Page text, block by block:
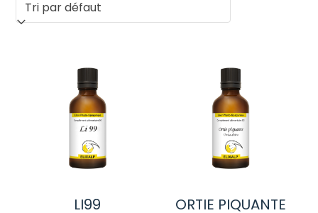
LI99 ORTIE PIQUANTE